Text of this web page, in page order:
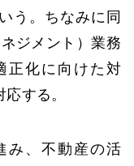
う。ちなみに同
ジメント）業務
正化に向けた対
する。
み、不動産の活